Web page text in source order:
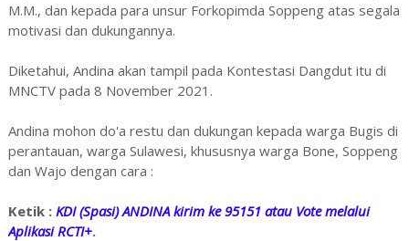
M.M., dan kepada para unsur Forkopimda Soppeng atas segala
motivasi dan dukungannya.
Diketahui, Andina akan tampil pada Kontestasi Dangdut itu di
MNCTV pada 8 November 2021.
Andina mohon do'a restu dan dukungan kepada warga Bugis di
perantauan, warga Sulawesi, khususnya warga Bone, Soppeng
dan Wajo dengan cara :
Ketik : KDI (Spasi) ANDINA kirim ke 95151 atau Vote melalui
Aplikasi RCTI+.